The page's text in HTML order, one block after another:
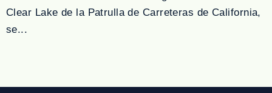
Clear Lake de la Patrulla de Carreteras de California,
se...